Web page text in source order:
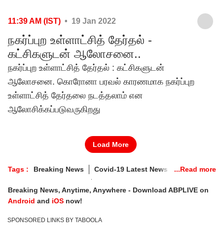
11:39 AM (IST) • 19 Jan 2022
நகர்ப்புற உள்ளாட்சித் தேர்தல் -
கட்சிகளுடன் ஆலோசனை..
நகர்ப்புற உள்ளாட்சித் தேர்தல் : கட்சிகளுடன்
ஆலோசனை. கொரோனா பரவல் காரணமாக நகர்ப்புற
உள்ளாட்சித் தேர்தலை நடத்தலாம் என
ஆலோசிக்கப்படுவருகிறது
Load More
Tags : Breaking News
Covid-19 Latest News In Tamil
Tamilnadu Coronavirus Latest News
Breaking News, Anytime, Anywhere - Download ABPLIVE on
Android and iOS now!
SPONSORED LINKS BY TABOOLA